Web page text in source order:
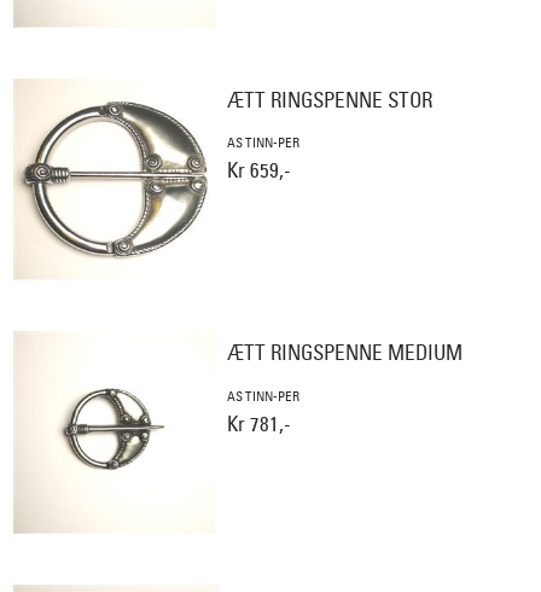
ÆTT RINGSPENNE STOR
AS TINN-PER
Kr 659,-
ÆTT RINGSPENNE MEDIUM
AS TINN-PER
Kr 781,-